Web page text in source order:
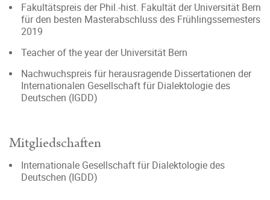
Fakultätspreis der Phil.-hist. Fakultät der Universität Bern
für den besten Masterabschluss des Frühlingssemesters
2019
Teacher of the year der Universität Bern
Nachwuchspreis für herausragende Dissertationen der
Internationalen Gesellschaft für Dialektologie des
Deutschen (IGDD)
Mitgliedschaften
Internationale Gesellschaft für Dialektologie des
Deutschen (IGDD)